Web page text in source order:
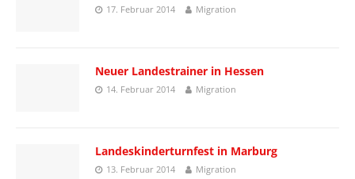
17. Februar 2014 Migration
Neuer Landestrainer in Hessen
14. Februar 2014 Migration
Landeskinderturnfest in Marburg
13. Februar 2014 Migration